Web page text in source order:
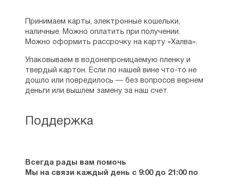
Поддержка
Всегда рады вам помочь
Мы на связи каждый день с 9:00 до 21:00 по
Принимаем карты, электронные кошельки,
наличные. Можно оплатить при получении.
Можно оформить рассрочку на карту «Халва».
Упаковываем в водонепроницаемую пленку и
твердый картон. Если по нашей вине что-то не
дошло или повредилось — без вопросов вернем
деньги или вышлем замену за наш счет.